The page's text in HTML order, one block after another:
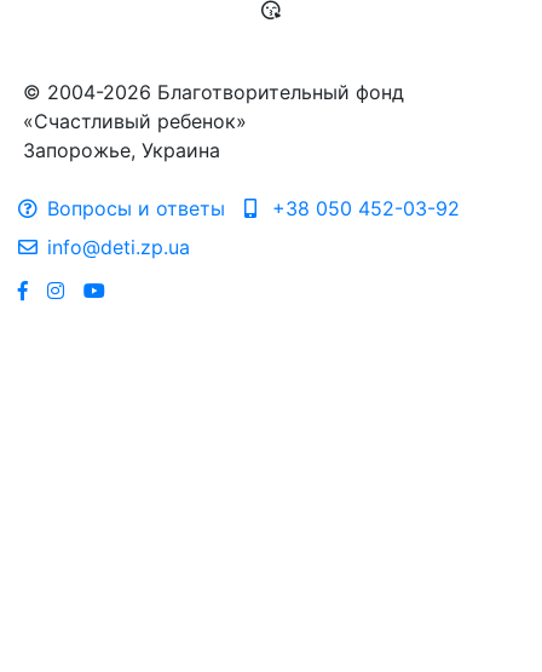
© 2004-2026 Благотворительный фонд
«Счастливый ребенок»
Запорожье, Украина
Вопросы и ответы
+38 050 452-03-92
info@deti.zp.ua